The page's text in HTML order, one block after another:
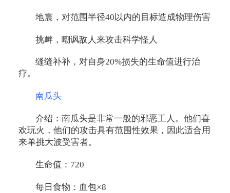
地震，对范围半径40以内的目标造成物理伤害
挑衅，嘲讽敌人来攻击科学怪人
缝缝补补，对自身20%损失的生命值进行治
疗。
南瓜头
介绍：南瓜头是非常一般的邪恶工人。他们喜
欢玩火，他们的攻击具有范围性效果，因此适合用
来单挑大波受害者。
生命值：720
每日食物：血包×8